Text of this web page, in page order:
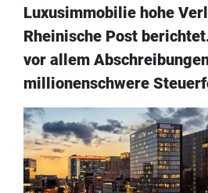
Luxusimmobilie hohe
Rheinische Post
vor allem
millionenschwere